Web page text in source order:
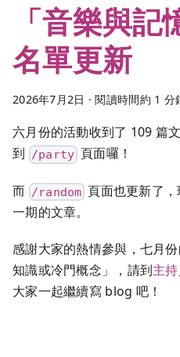
「音樂與記
名單更新
2026年7月2日 ·閱讀時間約 1 分
六月份的活動收到了 109 篇
到 /party 頁面囉！
而 /random 頁面也更新了，
一期的文章。
感謝大家的熱情參與，七月
知識或冷門概念」，請到主
大家一起繼續寫 blog 吧！